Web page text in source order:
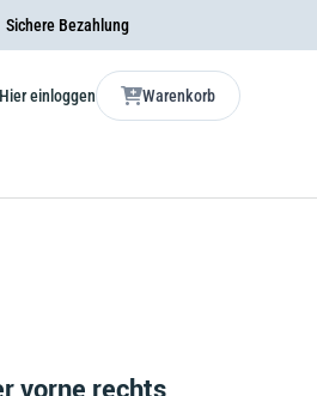
Sichere Bezahlung
Hier einloggen Warenkorb
vorne rechts